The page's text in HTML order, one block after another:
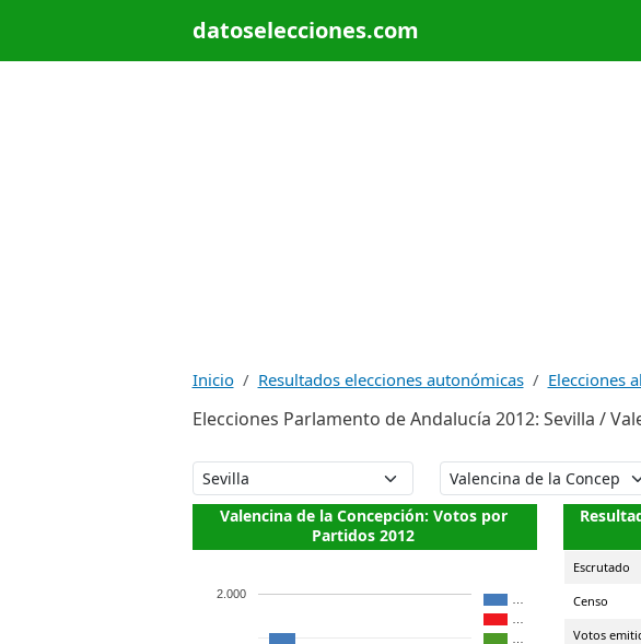
datoselecciones.com
Inicio Resultados elecciones autonómicas Elecciones
Elecciones Parlamento de Andalucía 2012: Sevilla /
Valencina de la Concepción: Votos por
Partidos 2012
2.000
Escrutado
Censo
Votos